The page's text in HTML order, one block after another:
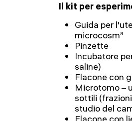
Il kit per
Guida per
microcosm”
Pinzette
Incubatore
saline)
Flacone con
Microtomo –
sottili
studio del